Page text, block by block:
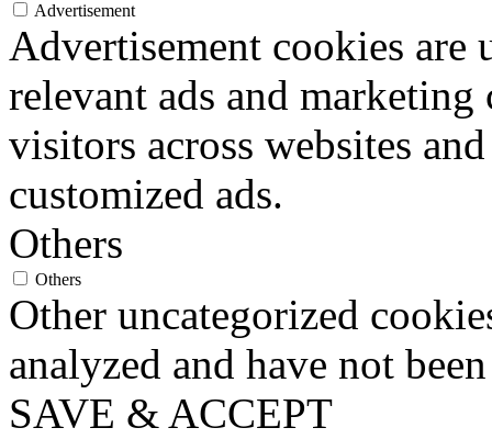
Advertisement
Advertisement cookies
relevant ads and marketing
visitors across websites
customized ads.
Others
Others
Other uncategorized
analyzed and have not
SAVE & ACCEPT